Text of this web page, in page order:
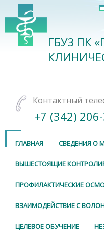
ГБУЗ ПК
Контактный
+7 (342)
ГЛАВНАЯ СВЕДЕНИЯ О
ВЫШЕСТОЯЩИЕ
ПРОФИЛАКТИЧЕСКИЕ
ВЗАИМОДЕЙСТВИЕ С
ЦЕЛЕВОЕ ОБУЧЕНИЕ